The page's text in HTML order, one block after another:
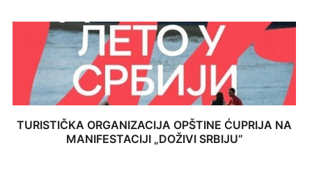
TURISTIČKA ORGANIZACIJA OPŠTINE ĆUPRIJA NA
MANIFESTACIJI „DOŽIVI SRBIJU“